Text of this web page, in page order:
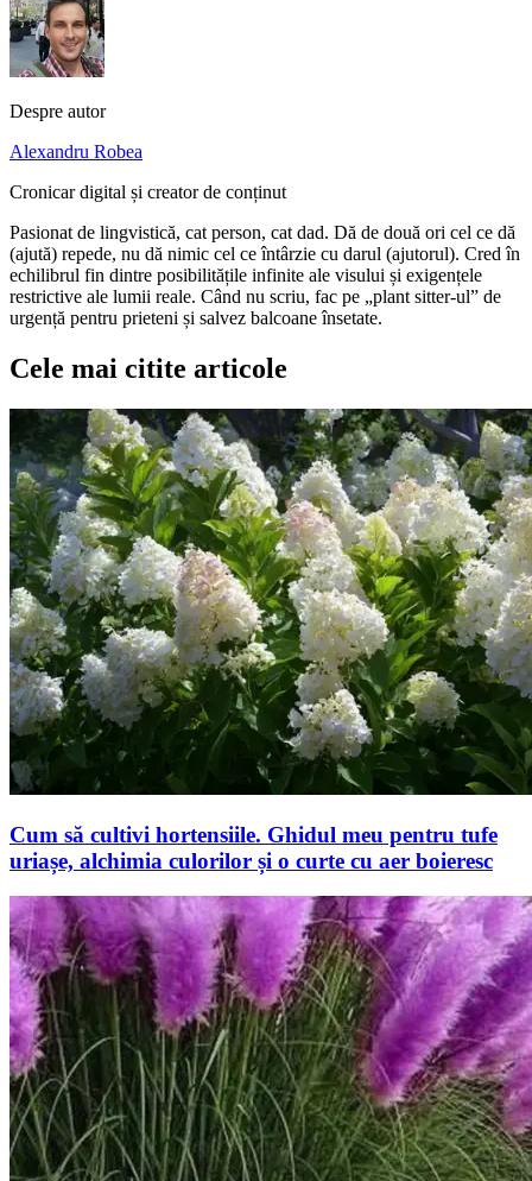
Despre autor
Alexandru Robea
Cronicar digital și creator de conținut
Pasionat de lingvistică, cat person, cat dad. Dă de două ori cel ce dă
(ajută) repede, nu dă nimic cel ce întârzie cu darul (ajutorul). Cred în
echilibrul fin dintre posibilitățile infinite ale visului și exigențele
restrictive ale lumii reale. Când nu scriu, fac pe „plant sitter-ul” de
urgență pentru prieteni și salvez balcoane însetate.
Cele mai citite articole
Cum să cultivi hortensiile. Ghidul meu pentru tufe
uriașe, alchimia culorilor și o curte cu aer boieresc